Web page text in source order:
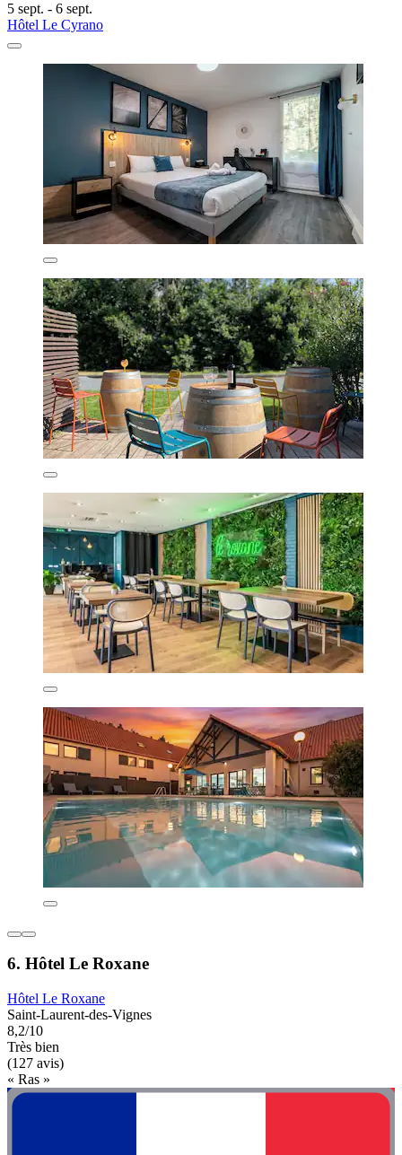
5 sept. - 6 sept.
Hôtel Le Cyrano
6. Hôtel Le Roxane
Hôtel Le Roxane
Saint-Laurent-des-Vignes
8,2/10
Très bien
(127 avis)
« Ras »